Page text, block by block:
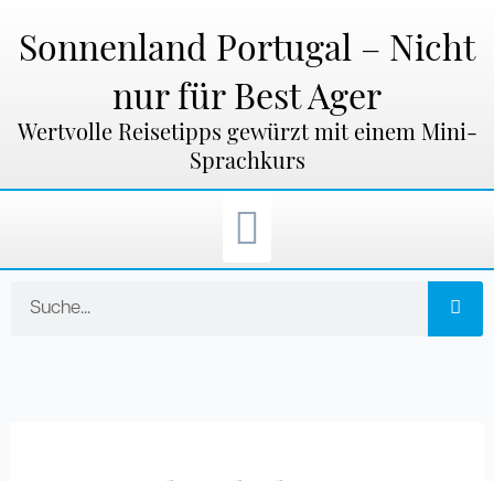
Inhalt
springen
Sonnenland Portugal – Nicht
nur für Best Ager
Wertvolle Reisetipps gewürzt mit einem Mini-
Sprachkurs